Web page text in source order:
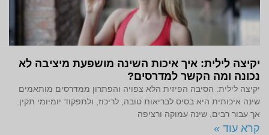
יקיצה לילית: איך איכות השינה מושפעת מיציבה לא
נכונה ומה הקשר למדרסים?
יקיצה לילית: הסיבה הפיזית הלא צפויה והפתרון ממדרסים מותאמים
שינה איכותית היא בסיס לבריאות טובה, לריכוז, ולתפקוד יומיומי תקין.
אך עבור רבים, שינה עמוקה ורציפה
קרא עוד »